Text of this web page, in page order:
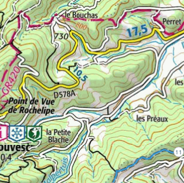
11